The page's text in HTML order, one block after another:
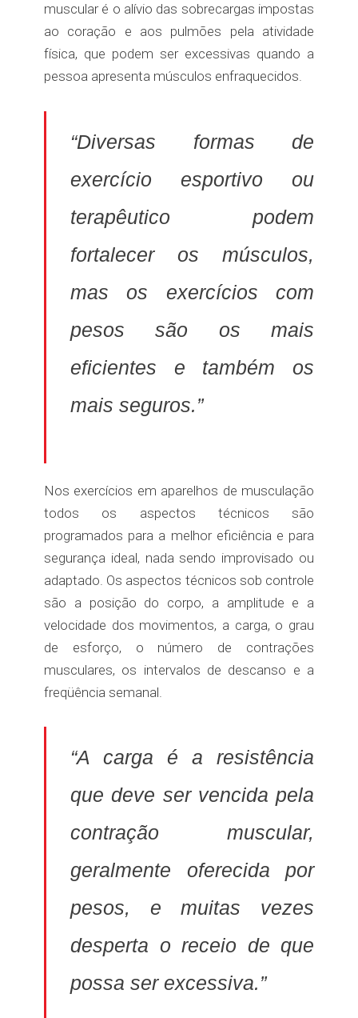
muscular é o alívio das sobrecargas impostas
ao coração e aos pulmões pela atividade
física, que podem ser excessivas quando a
pessoa apresenta músculos enfraquecidos.
“Diversas formas de
exercício esportivo ou
terapêutico podem
fortalecer os músculos,
mas os exercícios com
pesos são os mais
eficientes e também os
mais seguros.”
Nos exercícios em aparelhos de musculação
todos os aspectos técnicos são
programados para a melhor eficiência e para
segurança ideal, nada sendo improvisado ou
adaptado. Os aspectos técnicos sob controle
são a posição do corpo, a amplitude e a
velocidade dos movimentos, a carga, o grau
de esforço, o número de contrações
musculares, os intervalos de descanso e a
freqüência semanal.
“A carga é a resistência
que deve ser vencida pela
contração muscular,
geralmente oferecida por
pesos, e muitas vezes
desperta o receio de que
possa ser excessiva.”